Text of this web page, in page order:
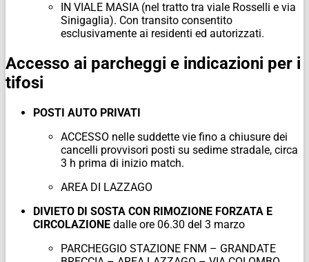
IN VIALE MASIA (nel tratto tra viale Rosselli e via
Sinigaglia). Con transito consentito
esclusivamente ai residenti ed autorizzati.
Accesso ai parcheggi e indicazioni per i
tifosi
POSTI AUTO PRIVATI
ACCESSO nelle suddette vie fino a chiusure dei
cancelli provvisori posti su sedime stradale, circa
3 h prima di inizio match.
AREA DI LAZZAGO
DIVIETO DI SOSTA CON RIMOZIONE FORZATA E
CIRCOLAZIONE dalle ore 06.30 del 3 marzo
PARCHEGGIO STAZIONE FNM – GRANDATE